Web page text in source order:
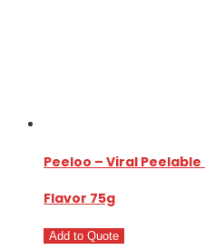
Peeloo – Viral
Flavor 75g
Add to Quote